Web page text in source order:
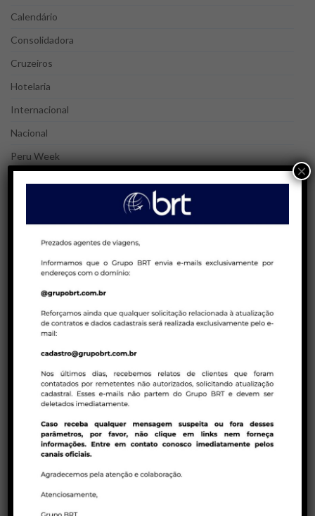
Calendário
Consolidadora
Cruzeiros
Hotelaria
Internacional
Nacional
Peru Week
Treinamento
POSTS MAIS LIDOS
25/08/2023 | AGENTES DE VIAGENS
mentais e técnicas de persuasão na
23/01/2023 | COMPANHIAS AÉREAS
Tarifas promocionais em executiva – Air
Canada
Política de ADMs Latam para reservas em
duplicidades
Agentes de viagens
×